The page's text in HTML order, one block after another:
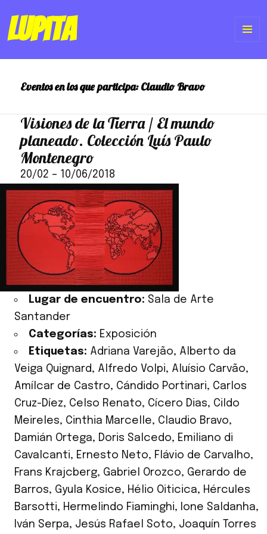
Lupita
Eventos en los que participa:Claudio Bravo
Visiones de la Tierra / El mundo
planeado. Colección Luís Paulo
Montenegro
20/02 – 10/06/2018
Lugar de encuentro: Sala de Arte
Santander
Categorías: Exposición
Etiquetas: Adriana Varejão, Alberto da
Veiga Quignard, Alfredo Volpi, Aluísio Carvão,
Amílcar de Castro, Cándido Portinari, Carlos
Cruz-Díez, Celso Renato, Cícero Dias, Cildo
Meireles, Cinthia Marcelle, Claudio Bravo,
Damián Ortega, Doris Salcedo, Emiliano di
Cavalcanti, Ernesto Neto, Flávio de Carvalho,
Frans Krajcberg, Gabriel Orozco, Gerardo de
Barros, Gyula Kosice, Hélio Oiticica, Hércules
Barsotti, Hermelindo Fiaminghi, Ione Saldanha,
Iván Serpa, Jesús Rafael Soto, Joaquín Torres